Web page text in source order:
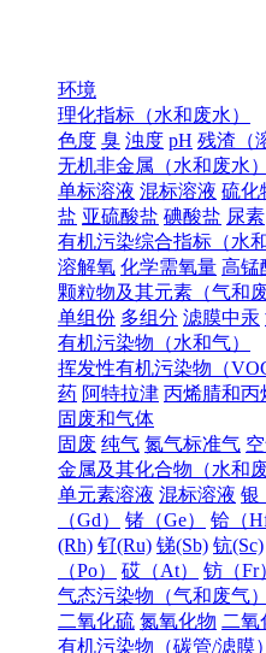
环境
理化指标（水和废水）
色度 臭 浊度 pH 残渣（
无机非金属（水和废水）
单标溶液 混标溶液 硫化
盐 亚硫酸盐 碘酸盐 尿素
有机污染综合指标（水和
溶解氧 化学需氧量 高锰
颗粒物及其元素（气和废
单组份 多组分 滤膜中汞
有机污染物（水和气）
挥发性有机污染物（
药 阿特拉津 丙烯腈和丙
固废和气体
固废 纯气 氮气标准气
金属及其化合物（水和废
单元素溶液 混标溶液 银
（Gd）
锗（Ge） 铪（Hf
(Rh) 钌(Ru) 锑(Sb) 钪(Sc)
（Po）
砹（At） 钫（Fr
气态污染物（气和废气）
二氧化硫 氮氧化物 二氧
有机污染物（碳管/滤膜